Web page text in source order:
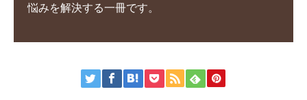
悩みを解決する一冊です。